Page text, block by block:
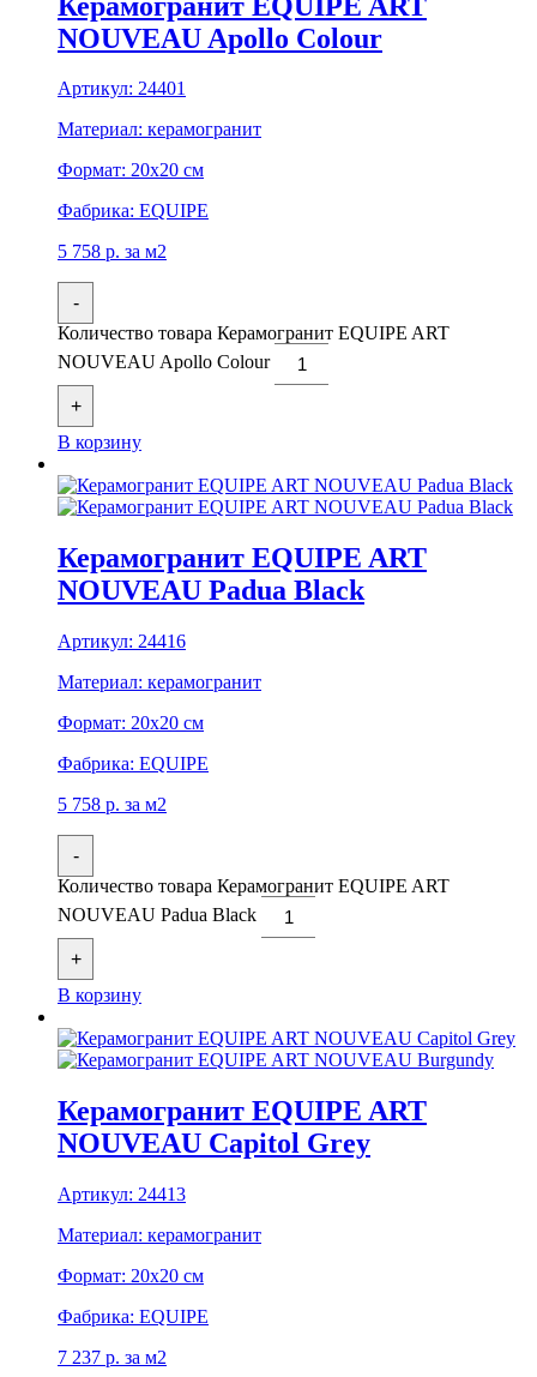
NOUVEAU Apollo Colour
Артикул: 24401
Материал: керамогранит
Формат: 20x20 см
Фабрика: EQUIPE
5 758 р. за м2
-
Количество товара Керамогранит EQUIPE ART
NOUVEAU Apollo Colour
+
В корзину
Керамогранит EQUIPE ART
NOUVEAU Padua Black
Артикул: 24416
Материал: керамогранит
Формат: 20x20 см
Фабрика: EQUIPE
5 758 р. за м2
-
Количество товара Керамогранит EQUIPE ART
NOUVEAU Padua Black
+
В корзину
Керамогранит EQUIPE ART
NOUVEAU Capitol Grey
Артикул: 24413
Материал: керамогранит
Формат: 20x20 см
Фабрика: EQUIPE
7 237 р. за м2